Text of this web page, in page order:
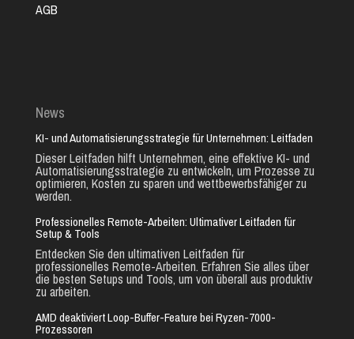
AGB
News
KI- und Automatisierungsstrategie für Unternehmen: Leitfaden
Dieser Leitfaden hilft Unternehmen, eine effektive KI- und
Automatisierungsstrategie zu entwickeln, um Prozesse zu
optimieren, Kosten zu sparen und wettbewerbsfähiger zu
werden.
Professionelles Remote-Arbeiten: Ultimativer Leitfaden für
Setup & Tools
Entdecken Sie den ultimativen Leitfaden für
professionelles Remote-Arbeiten. Erfahren Sie alles über
die besten Setups und Tools, um von überall aus produktiv
zu arbeiten.
AMD deaktiviert Loop-Buffer-Feature bei Ryzen-7000-
Prozessoren